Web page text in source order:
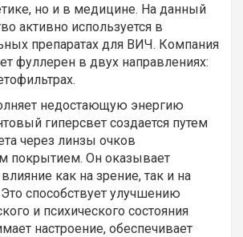
но и в медицине. На данный
активно используется в
препаратах для ВИЧ. Компания
фуллерен в двух направлениях:
недостающую энергию
гиперсвет создается путем
через линзы очков
покрытием. Он оказывает
как на зрение, так и на
способствует улучшению
и психического состояния
настроение, обеспечивает